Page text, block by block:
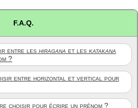
F.A.Q.
entre les hiragana et les katakana
?
entre horizontal et vertical pour
choisir pour écrire un prénom ?